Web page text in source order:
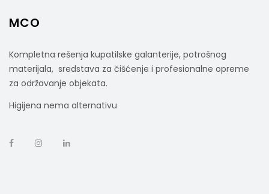
MCO
Kompletna rešenja kupatilske galanterije, potrošnog
materijala, sredstava za čišćenje i profesionalne opreme
za održavanje objekata.
Higijena nema alternativu